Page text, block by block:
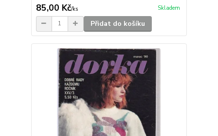
85,00 Kč/ks Skladem
Přidat do košíku